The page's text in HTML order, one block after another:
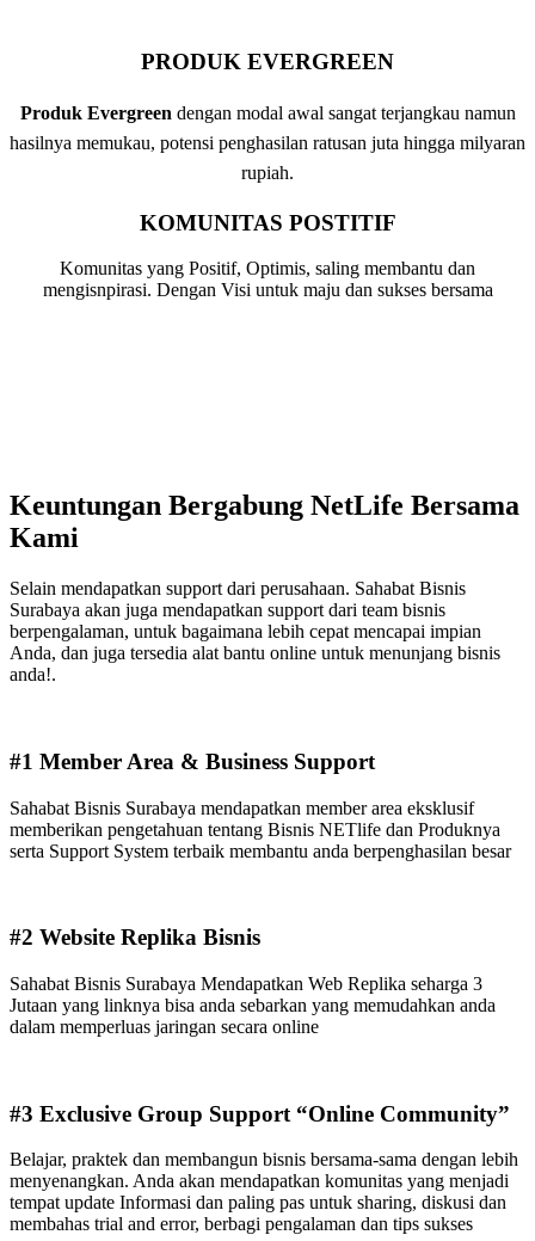
PRODUK EVERGREEN
Produk Evergreen dengan modal awal sangat terjangkau namun
hasilnya memukau, potensi penghasilan ratusan juta hingga milyaran
rupiah.
KOMUNITAS POSTITIF
Komunitas yang Positif, Optimis, saling membantu dan
mengisnpirasi. Dengan Visi untuk maju dan sukses bersama
Keuntungan Bergabung NetLife Bersama
Kami
Selain mendapatkan support dari perusahaan. Sahabat Bisnis
Surabaya akan juga mendapatkan support dari team bisnis
berpengalaman, untuk bagaimana lebih cepat mencapai impian
Anda, dan juga tersedia alat bantu online untuk menunjang bisnis
anda!.
#1 Member Area & Business Support
Sahabat Bisnis Surabaya mendapatkan member area eksklusif
memberikan pengetahuan tentang Bisnis NETlife dan Produknya
serta Support System terbaik membantu anda berpenghasilan besar
#2 Website Replika Bisnis
Sahabat Bisnis Surabaya Mendapatkan Web Replika seharga 3
Jutaan yang linknya bisa anda sebarkan yang memudahkan anda
dalam memperluas jaringan secara online
#3 Exclusive Group Support “Online Community”
Belajar, praktek dan membangun bisnis bersama-sama dengan lebih
menyenangkan. Anda akan mendapatkan komunitas yang menjadi
tempat update Informasi dan paling pas untuk sharing, diskusi dan
membahas trial and error, berbagi pengalaman dan tips sukses